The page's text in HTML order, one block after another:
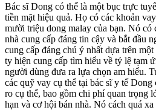
Bác sĩ Dong có thể là một bục trực
tiền mặt hiệu quả. Họ có các khoản
mười triệu dong malay của bạn. Nó có
nhà cung cấp đáng tin cậy và bắt đầu
cung cấp đáng chú ý nhất dựa trên
ty hiện cung cấp tìm hiểu về tỷ lệ tạm
người dùng đưa ra lựa chọn am hiểu.
các quỹ vay cụ thể tại bác sĩ y tế Dong
ro cụ thể, bao gồm chi phí quan trọng
hạn và cơ hội bán nhà. Nó cách quá